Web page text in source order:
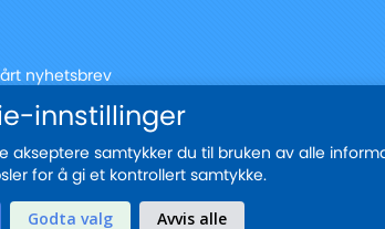
nyhetsbrev
Send
Sikker betaling med
innstillinger
samtykker du til bruken av alle
for å gi et kontrollert samtykke.
Godta valg Avvis alle